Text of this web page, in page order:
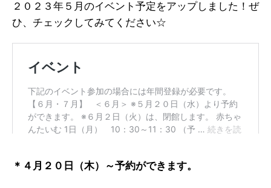
２０２３年５月のイベント予定をアップしました！ぜ
ひ、チェックしてみてください☆
＊４月２０日（木）～予約ができます。